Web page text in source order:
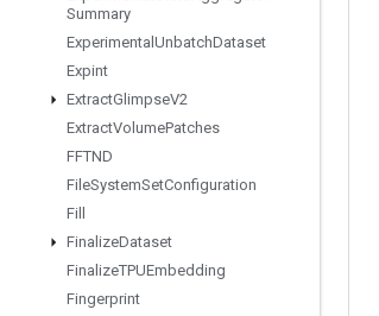
Summary
Experimental UnbatchDataset
Expint
ExtractGlimpseV2
ExtractVolumePatches
FFTND
FileSystemSetConfiguration
Fill
FinalizeDataset
FinalizeTPUEmbedding
Fingerprint